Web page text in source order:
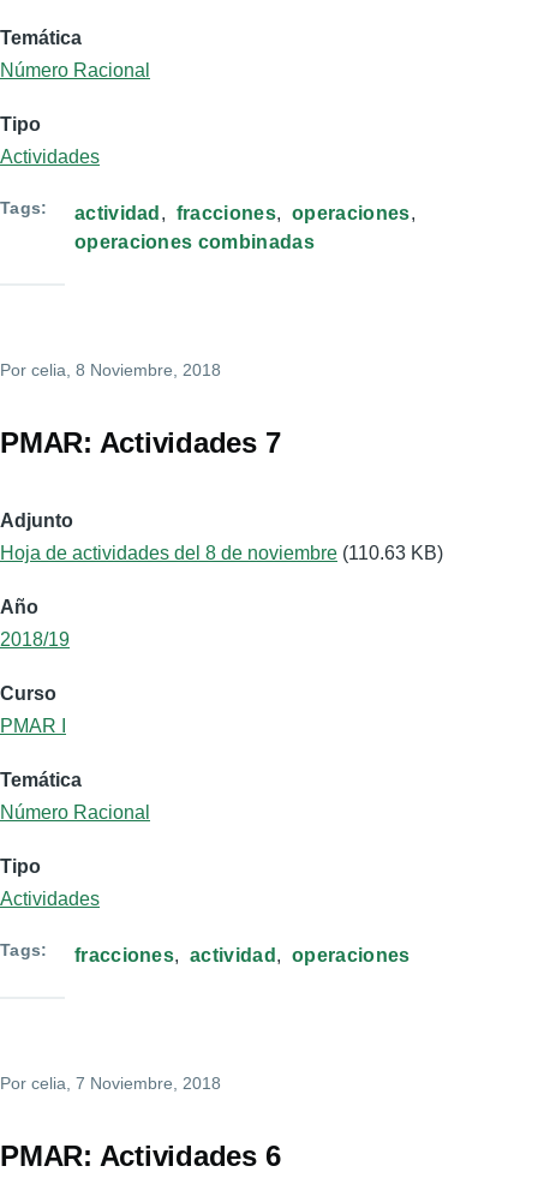
Temática
Número Racional
Tipo
Actividades
Tags actividad fracciones
operaciones
operaciones combinadas
Por celia , 8 Noviembre, 2018
PMAR: Actividades 7
Adjunto
Hoja de actividades del 8 de noviembre (110.63 KB)
Año
2018/19
Curso
PMAR I
Temática
Número Racional
Tipo
Actividades
Tags fracciones actividad operaciones
Por celia , 7 Noviembre, 2018
PMAR: Actividades 6